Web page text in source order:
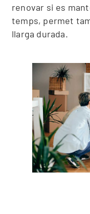
renovar si es
temps, permet
llarga durada.